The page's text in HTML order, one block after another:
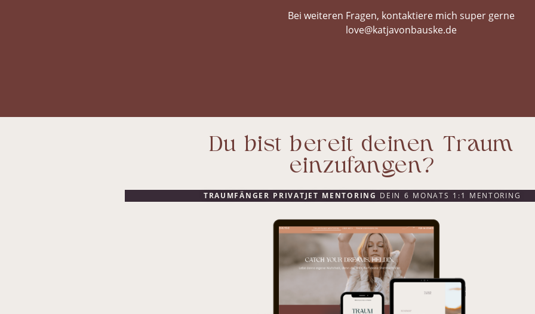
Bei weiteren Fragen, kontaktiere mich super gerne
love@katjavonbauske.de
Du bist bereit deinen Traum
einzufangen?
TRAUMFÄNGER PRIVATJET MENTORING DEIN 6 MONATS 1:1 MENTORING